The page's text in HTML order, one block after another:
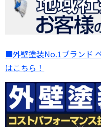
■外壁塗装No.1ブランド
はこちら！